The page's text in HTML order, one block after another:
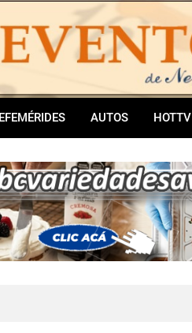
EFEMÉRIDES AUTOS HOTTV